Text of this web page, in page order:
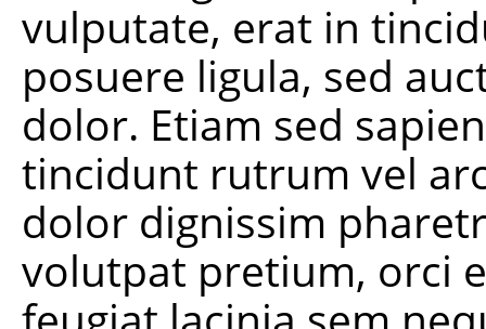
vulputate, erat in
posuere ligula, sed
dolor. Etiam sed
tincidunt rutrum vel
dolor dignissim
volutpat pretium, orci